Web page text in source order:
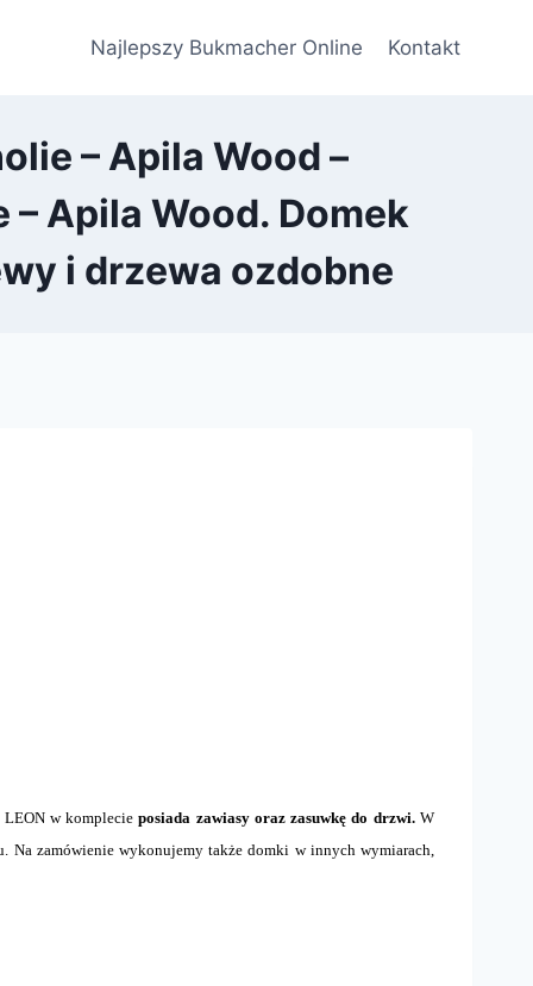
Najlepszy Bukmacher Online Kontakt
– Apila Wood –
Apila Wood. Domek
i drzewa ozdobne
w komplecieposiada zawiasy oraz zasuwkę do drzwi.W
Na zamówienie wykonujemy także domki w innych wymiarach,